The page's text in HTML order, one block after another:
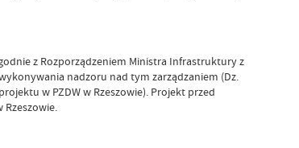
z Rozporządzeniem Ministra Infrastruktury z
nadzoru nad tym zarządzaniem (Dz.
w PZDW w Rzeszowie). Projekt przed